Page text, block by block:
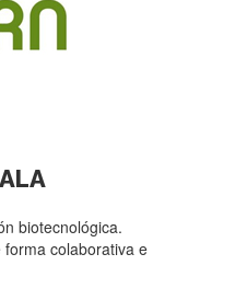
biotecnológica.
colaborativa e